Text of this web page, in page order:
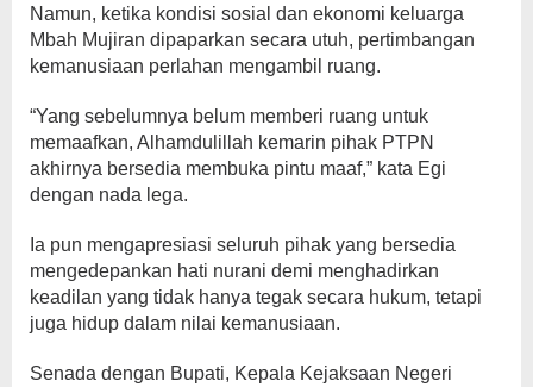
Namun, ketika kondisi sosial dan ekonomi keluarga
Mbah Mujiran dipaparkan secara utuh, pertimbangan
kemanusiaan perlahan mengambil ruang.
“Yang sebelumnya belum memberi ruang untuk
memaafkan, Alhamdulillah kemarin pihak PTPN
akhirnya bersedia membuka pintu maaf,” kata Egi
dengan nada lega.
Ia pun mengapresiasi seluruh pihak yang bersedia
mengedepankan hati nurani demi menghadirkan
keadilan yang tidak hanya tegak secara hukum, tetapi
juga hidup dalam nilai kemanusiaan.
Senada dengan Bupati, Kepala Kejaksaan Negeri